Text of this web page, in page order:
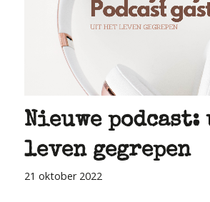
Nieuwe
leven gegrepen
21 oktober 2022